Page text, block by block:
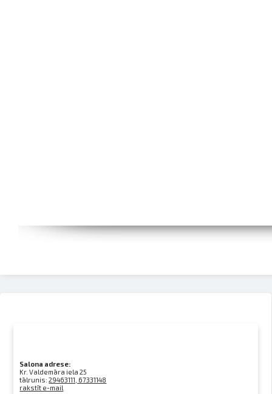
Salona adrese:
Kr. Valdemāra iela 25
tālrunis:29463111, 67331148
rakstīt e-mail